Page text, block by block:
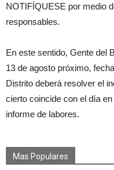
NOTIFÍQUESE por medio
responsables.
En este sentido, Gente del
13 de agosto próximo,
Distrito deberá resolver el
cierto coincide con el día
informe de labores.
Mas Populares